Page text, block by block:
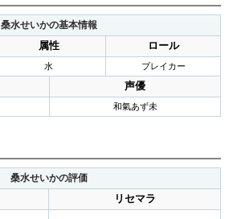
桑水せいかの基本情報
属性 ロール
水 ブレイカー
声優
和氣あず未
桑水せいかの評価
リセマラ